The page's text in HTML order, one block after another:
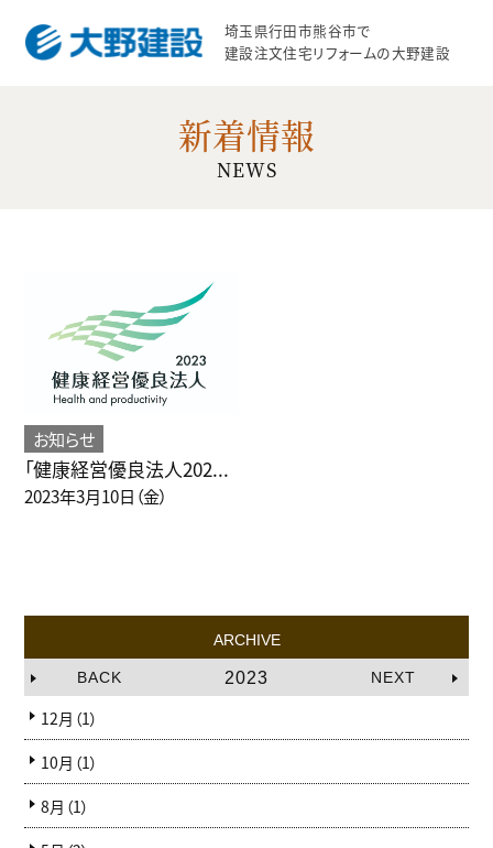
埼玉県行田市熊谷市で
建設注文住宅リフォームの大野建設
新着情報
NEWS
お知らせ
「健康経営優良法人202...
2023年3月10日（金）
ARCHIVE
BACK 2023 NEXT
12月（1）
10月（1）
8月（1）